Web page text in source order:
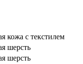
кожа с текстилем
шерсть
шерсть